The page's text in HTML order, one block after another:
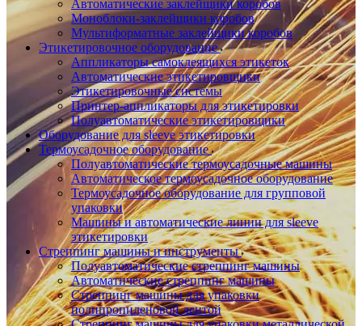
Автоматические заклейщики коробов
Моноблоки-заклейщики коробов
Мультиформатные заклейщики коробов
Этикетировочное оборудование
Аппликаторы самоклеящихся этикеток
Автоматические этикетировщики
Этикетировочные системы
Принтер-аппликаторы для этикетировки
Полуавтоматические этикетировщики
Оборудование для sleeve этикетировки
Термоусадочное оборудование
Полуавтоматические термоусадочные машины
Автоматическое термоусадочное оборудование
Термоусадочное оборудование для групповой
упаковки
Машины и автоматические линии для sleeve
этикетировки
Стреппинг машины и инструменты
Полуавтоматические стреппинг машины
Автоматические стреппинг машины
Стреппинг машины для упаковки
полипропиленовой лентой